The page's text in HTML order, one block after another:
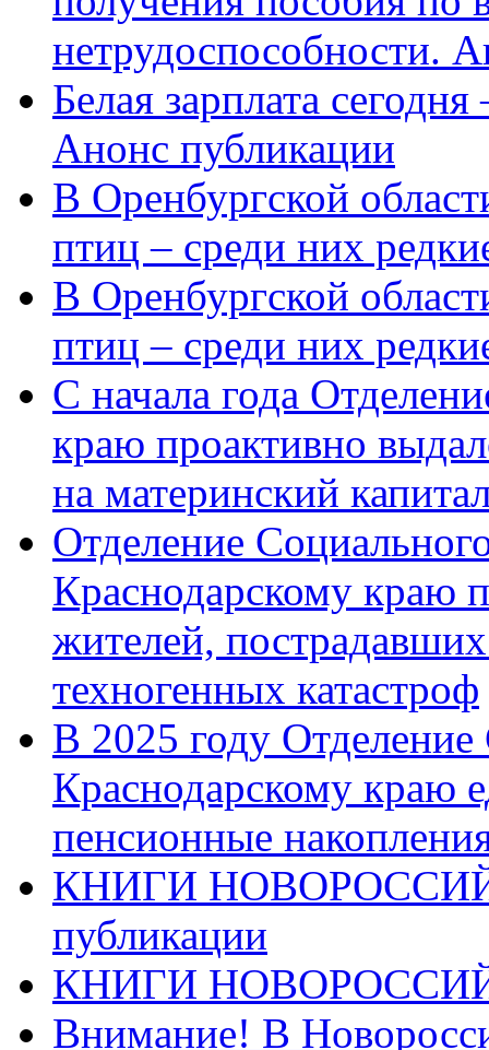
нетрудоспособности.
Белая зарплата
Анонс публикации
В Оренбургской
птиц – среди них
В Оренбургской
птиц – среди них
С начала года
краю проактивно
на материнский
Отделение
Краснодарскому краю
жителей,
техногенных катастроф
В 2025 году
Краснодарскому краю
пенсионные
КНИГИ
публикации
КНИГИ
Внимание! В